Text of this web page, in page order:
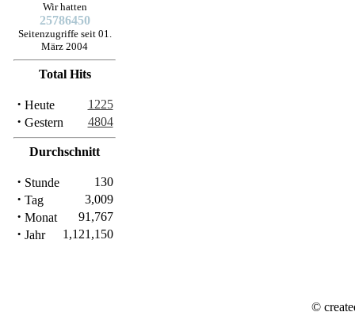
Wir hatten
25786450
Seitenzugriffe seit 01.
März 2004
Total Hits
· Heute 1225
· Gestern 4804
Durchschnitt
· Stunde 130
· Tag 3,009
· Monat 91,767
· Jahr 1,121,150
©